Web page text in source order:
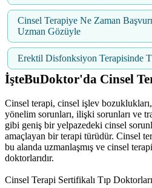
Cinsel Terapiye Ne Zaman
Uzman Gözüyle
Erektil Disfonksiyon Terapisinde
İşteBuDoktor'da Cinsel
Cinsel terapi, cinsel işlev
yönelim sorunları, ilişki sorunları ve
gibi geniş bir yelpazedeki cinsel
amaçlayan bir terapi türüdür. Cinsel
bu alanda uzmanlaşmış ve cinsel
doktorlarıdır.
Cinsel Terapi Sertifikalı Tıp